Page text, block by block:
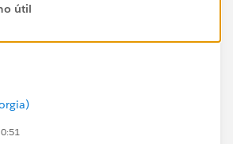
Gal 175 ML  59.2oz", "59.2",
útil